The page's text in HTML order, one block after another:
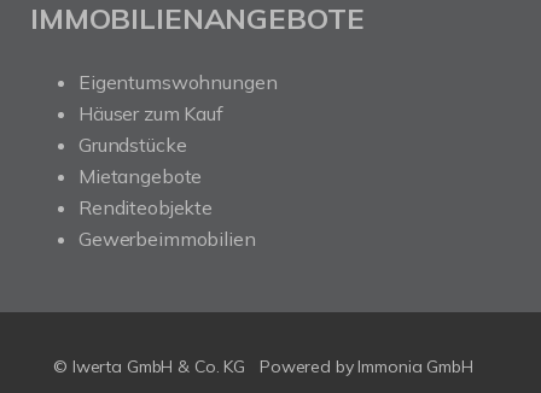
IMMOBILIENANGEBOTE
Eigentumswohnungen
Häuser zum Kauf
Grundstücke
Mietangebote
Renditeobjekte
Gewerbeimmobilien
© Iwerta GmbH & Co. KG Powered by Immonia GmbH